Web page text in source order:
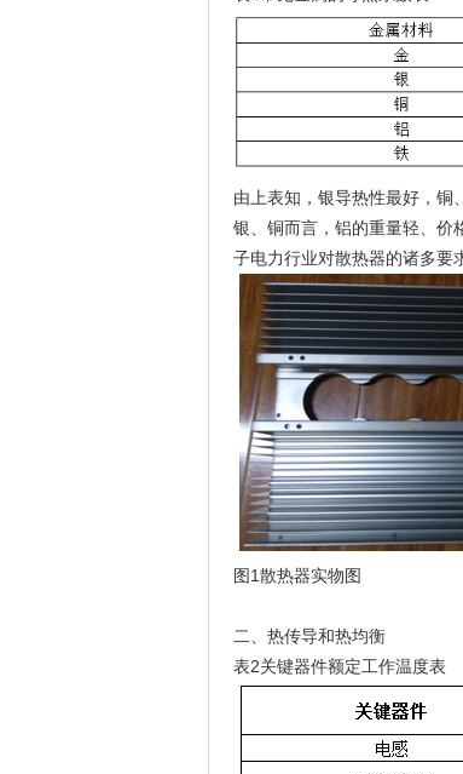
由上表知，银导热性最好，铜
银、铜而言，铝的重量轻、价
子电力行业对散热器的诸多要
图1散热器实物图
二、热传导和热均衡
表2关键器件额定工作温度表